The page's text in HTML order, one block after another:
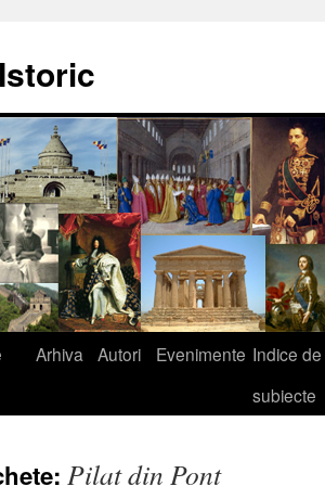
Arhiva Autori Evenimente Indice de
subiecte
Pilat din Pont